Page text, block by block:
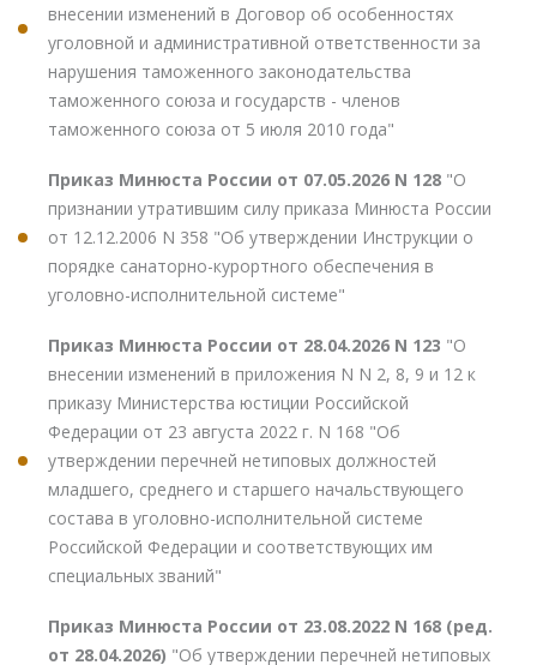
внесении изменений в Договор об особенностях
уголовной и административной ответственности за
нарушения таможенного законодательства
таможенного союза и государств - членов
таможенного союза от 5 июля 2010 года"
Приказ Минюста России от 07.05.2026 N 128 "О
признании утратившим силу приказа Минюста России
от 12.12.2006 N 358 "Об утверждении Инструкции о
порядке санаторно-курортного обеспечения в
уголовно-исполнительной системе"
Приказ Минюста России от 28.04.2026 N 123 "О
внесении изменений в приложения N N 2, 8, 9 и 12 к
приказу Министерства юстиции Российской
Федерации от 23 августа 2022 г. N 168 "Об
утверждении перечней нетиповых должностей
младшего, среднего и старшего начальствующего
состава в уголовно-исполнительной системе
Российской Федерации и соответствующих им
специальных званий"
Приказ Минюста России от 23.08.2022 N 168 (ред.
от 28.04.2026) "Об утверждении перечней нетиповых